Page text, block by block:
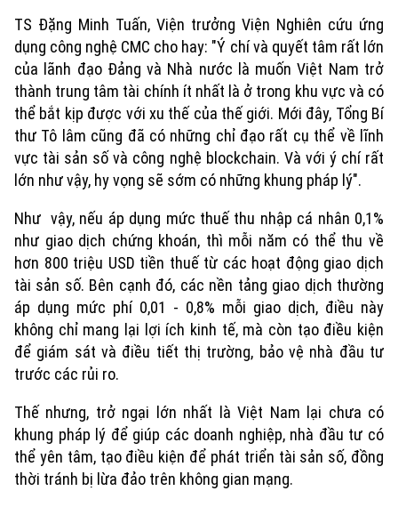
Xu hướng
TS Đặng Minh Tuấn, Viện trưởng Viện Nghiên cứu ứng
dụng công nghệ CMC cho hay: "Ý chí và quyết tâm rất lớn
của lãnh đạo Đảng và Nhà nước là muốn Việt Nam trở
thành trung tâm tài chính ít nhất là ở trong khu vực và có
thể bắt kịp được với xu thế của thế giới. Mới đây, Tổng Bí
thư Tô lâm cũng đã có những chỉ đạo rất cụ thể về lĩnh
vực tài sản số và công nghệ blockchain. Và với ý chí rất
lớn như vậy, hy vọng sẽ sớm có những khung pháp lý".
Như vậy, nếu áp dụng mức thuế thu nhập cá nhân 0,1%
như giao dịch chứng khoán, thì mỗi năm có thể thu về
hơn 800 triệu USD tiền thuế từ các hoạt động giao dịch
tài sản số. Bên cạnh đó, các nền tảng giao dịch thường
áp dụng mức phí 0,01 - 0,8% mỗi giao dịch, điều này
không chỉ mang lại lợi ích kinh tế, mà còn tạo điều kiện
để giám sát và điều tiết thị trường, bảo vệ nhà đầu tư
trước các rủi ro.
Thế nhưng, trở ngại lớn nhất là Việt Nam lại chưa có
khung pháp lý để giúp các doanh nghiệp, nhà đầu tư có
thể yên tâm, tạo điều kiện để phát triển tài sản số, đồng
thời tránh bị lừa đảo trên không gian mạng.